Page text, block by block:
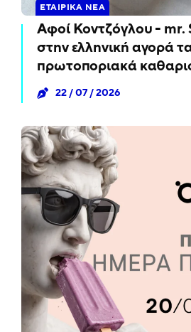
ΕΤΑΙΡΙΚΆ ΝΈΑ
Αφοί Κοντζόγλου - mr.
στην ελληνική αγορά
πρωτοποριακά
22 / 07 / 2026